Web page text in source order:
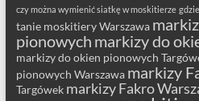
czy można wymienić siatkę w moskitierze
tanie moskitiery Warszawa
pionowych markizy do
markizy do okien pionowych
pionowych Warszawa markizy
Targówek markizy Fakro